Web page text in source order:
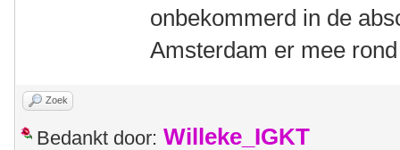
onbekommerd in de
Amsterdam er mee
Zoek
Bedankt door: Willeke_IGKT